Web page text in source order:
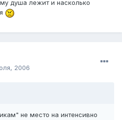
душа лежит и насколько
2006
не место на интенсивно